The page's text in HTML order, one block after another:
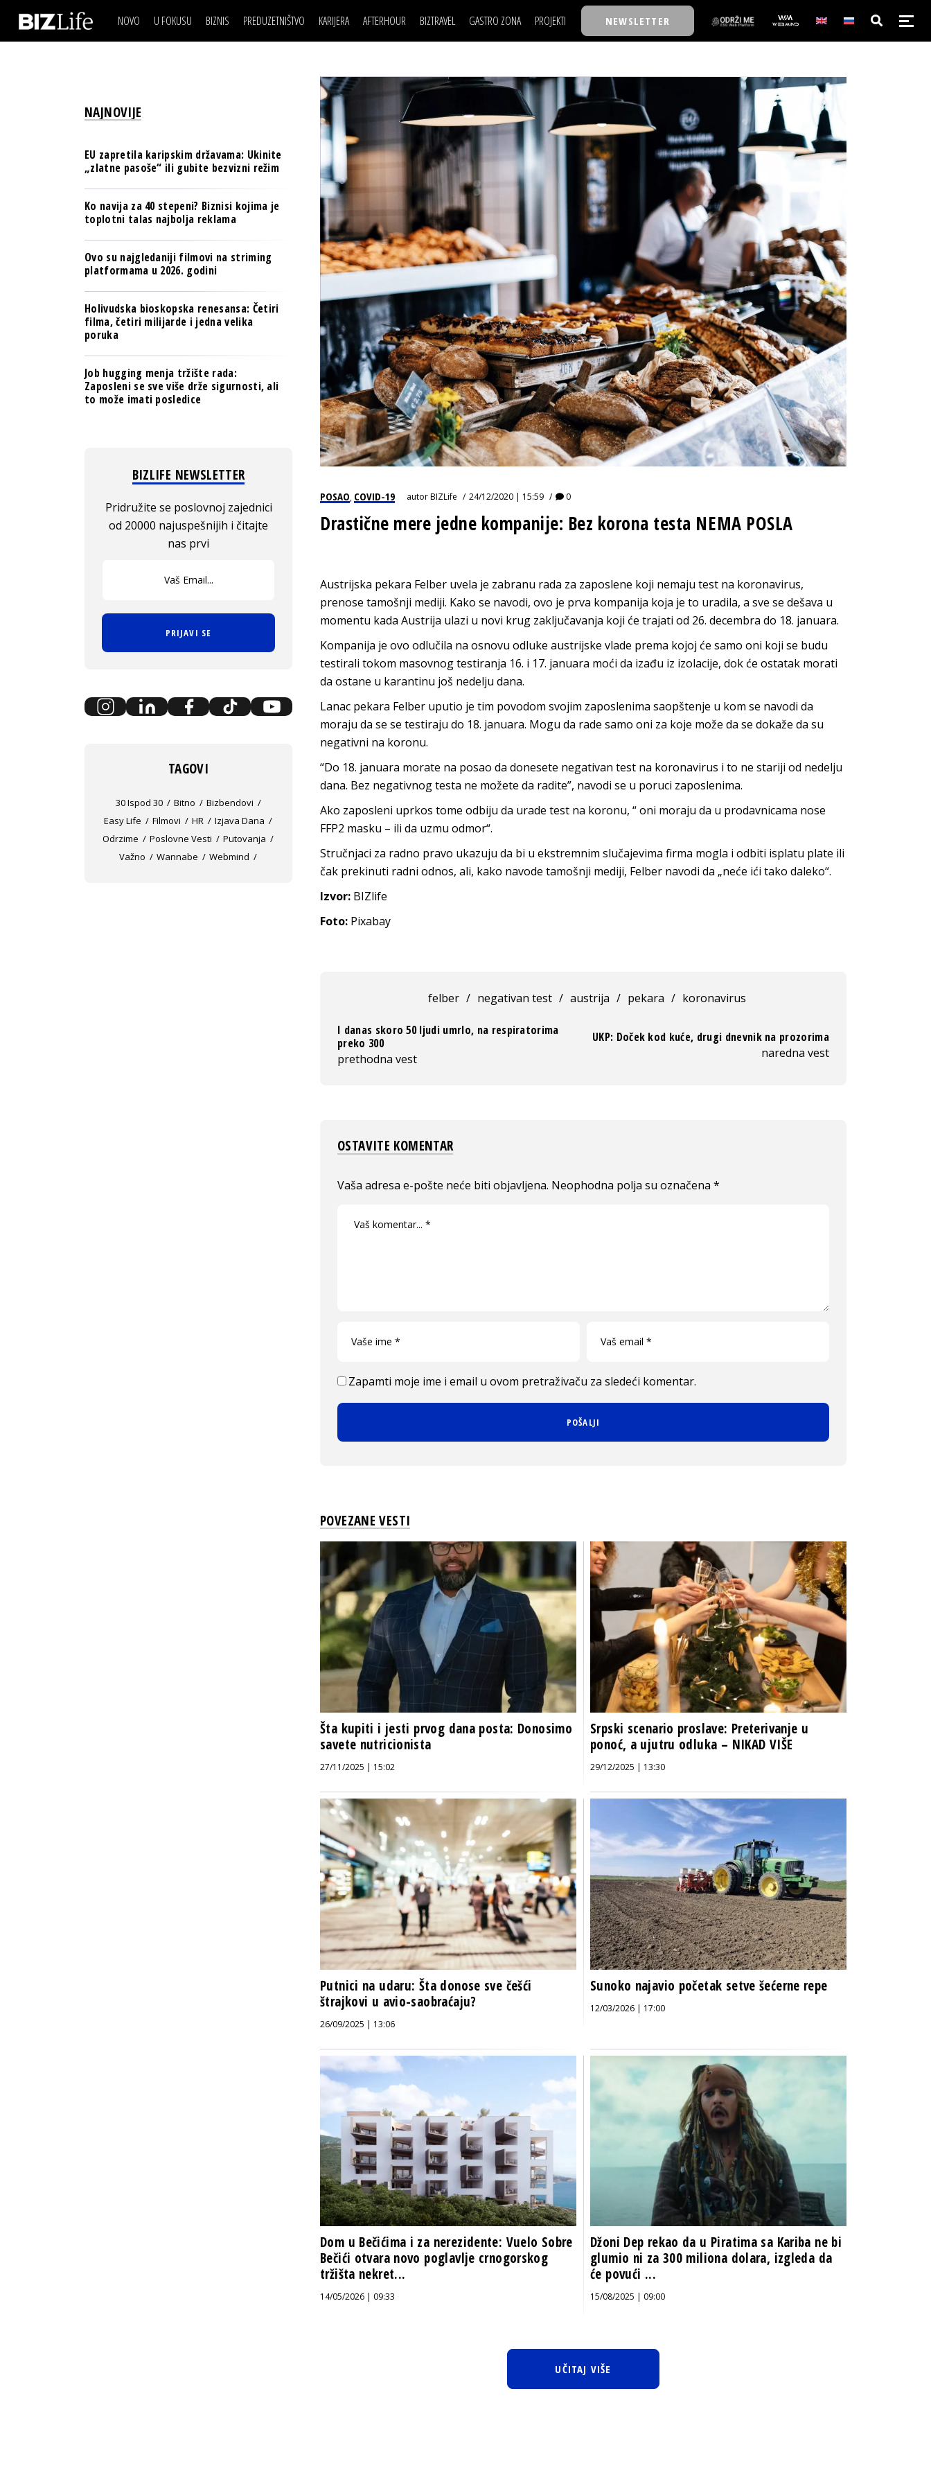
NOVO U FOKUSU BIZNIS
BREND I KOMUNIKACIJE
BANKE
OSIGURANJE
TECH I AI
BIZNIS & SPORT
PULS REGIONA
NOVO NA RAFU
PREDUZETNIŠTVO KARIJERA
LJUDI (HR)
MOJ UGAO
USAVRŠAVANJE
KNOW-HOW
AFTERHOUR
AUTO SVET
WELLBEING
BIZTRAVEL GASTRO ZONA PROJEKTI
TASTY TALKS
30 ISPOD 30
BACK TO OFFICE/SCHOOL
BIZBENDOVI
BIZKOLEGIJUM
BMW BIZNIS LIGA
IZJAVA GODINE
NEWSLETTER
IZJAVA DANABIZNIS SCENA
BREND I KOMUNIKACIJE
OSIGURANJE
TECH I AI
PULS REGIONA
POSAO
MOJ UGAO
USAVRŠAVANJE
KNOW-HOW
FILM I SCENA
AUTO SVET
STIL
WELLBEING
NAJKOLEGA
30 ISPOD 30
BACK TO OFFICE/SCHOOL
BIZBENDOVI
BIZKOLEGIJUM
BMW BIZNIS LIGA
BIZLIFE WEEK
IZJAVA GODINE
POSAO, COVID-19 autorBIZLife 24/12/2020 | 15:59 0
Drastične mere jedne kompanije: Bez korona testa NEMA POSLA
Austrijska pekara Felber uvela je zabranu rada za zaposlene koji nemaju test na koronavirus,
prenose tamošnji mediji. Kako se navodi, ovo je prva kompanija koja je to uradila, a sve se dešava u
momentu kada Austrija ulazi u novi krug zaključavanja koji će trajati od 26. decembra do 18. januara.
Kompanija je ovo odlučila na osnovu odluke austrijske vlade prema kojoj će samo oni koji se budu
testirali tokom masovnog testiranja 16. i 17. januara moći da izađu iz izolacije, dok će ostatak morati
da ostane u karantinu još nedelju dana.
Lanac pekara Felber uputio je tim povodom svojim zaposlenima saopštenje u kom se navodi da
moraju da se se testiraju do 18. januara. Mogu da rade samo oni za koje može da se dokaže da su
negativni na koronu.
“Do 18. januara morate na posao da donesete negativan test na koronavirus i to ne stariji od nedelju
dana. Bez negativnog testa ne možete da radite”, navodi se u poruci zaposlenima.
Ako zaposleni uprkos tome odbiju da urade test na koronu, “ oni moraju da u prodavnicama nose
FFP2 masku – ili da uzmu odmor“.
Stručnjaci za radno pravo ukazuju da bi u ekstremnim slučajevima firma mogla i odbiti isplatu plate ili
čak prekinuti radni odnos, ali, kako navode tamošnji mediji, Felber navodi da „neće ići tako daleko“.
Izvor: BIZlife
Foto: Pixabay
felber / negativan test / austrija / pekara / koronavirus
I danas skoro 50 ljudi umrlo, na respiratorima
preko 300
prethodna vest
UKP: Doček kod kuće, drugi dnevnik na prozorima
naredna vest
OSTAVITE KOMENTAR
Vaša adresa e-pošte neće biti objavljena. Neophodna polja su označena *
Zapamti moje ime i email u ovom pretraživaču za sledeći komentar.
POVEZANE VESTI
Šta kupiti i jesti prvog dana posta: Donosimo
savete nutricionista
27/11/2025 | 15:02
Srpski scenario proslave: Preterivanje u
ponoć, a ujutru odluka – NIKAD VIŠE
29/12/2025 | 13:30
Putnici na udaru: Šta donose sve češći
štrajkovi u avio-saobraćaju?
26/09/2025 | 13:06
Sunoko najavio početak setve šećerne repe
12/03/2026 | 17:00
Dom u Bečićima i za nerezidente: Vuelo Sobre
Bečići otvara novo poglavlje crnogorskog
tržišta nekret...
14/05/2026 | 09:33
Džoni Dep rekao da u Piratima sa Kariba ne bi
glumio ni za 300 miliona dolara, izgleda da
će povući ...
15/08/2025 | 09:00
UČITAJ VIŠE
NAJNOVIJE
EU zapretila karipskim državama: Ukinite
„zlatne pasoše“ ili gubite bezvizni režim
Ko navija za 40 stepeni? Biznisi kojima je
toplotni talas najbolja reklama
Ovo su najgledaniji filmovi na striming
platformama u 2026. godini
Holivudska bioskopska renesansa: Četiri
filma, četiri milijarde i jedna velika
poruka
Job hugging menja tržište rada:
Zaposleni se sve više drže sigurnosti, ali
to može imati posledice
BIZLIFE NEWSLETTER
Pridružite se poslovnoj zajednici
od 20000 najuspešnijih i čitajte
nas prvi
PRIJAVI SE
TAGOVI
30 Ispod 30 Bitno
Bizbendovi
Easy Life
Filmovi HR
Izjava Dana
Odrzime
Poslovne Vesti
Putovanja
Važno
Wannabe Webmind